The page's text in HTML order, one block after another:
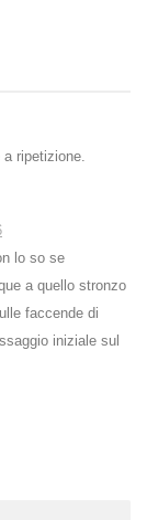
ripetizione.
lo so se
a quello stronzo
faccende di
iniziale sul